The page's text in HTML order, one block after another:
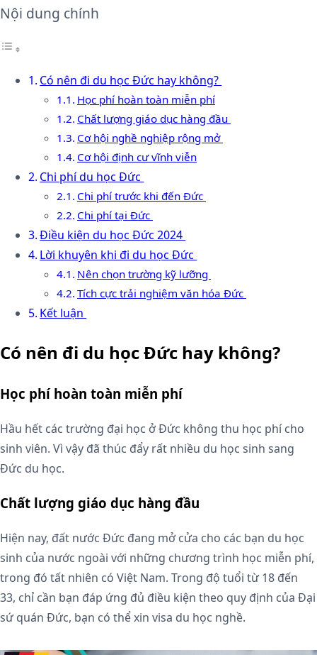
Nội dung chính
Có nên đi du học Đức hay không?
Học phí hoàn toàn miễn phí
Chất lượng giáo dục hàng đầu
Cơ hội nghề nghiệp rộng mở
Cơ hội định cư vĩnh viễn
Chi phí du học Đức
Chi phí trước khi đến Đức
Chi phí tại Đức
Điều kiện du học Đức 2024
Lời khuyên khi đi du học Đức
Nên chọn trường kỹ lưỡng
Tích cực trải nghiệm văn hóa Đức
Kết luận
Có nên đi du học Đức hay không?
Học phí hoàn toàn miễn phí
Hầu hết các trường đại học ở Đức không thu học phí cho
sinh viên. Vì vậy đã thúc đẩy rất nhiều du học sinh sang
Đức du học.
Chất lượng giáo dục hàng đầu
Hiện nay, đất nước Đức đang mở cửa cho các bạn du học
sinh của nước ngoài với những chương trình học miễn phí,
trong đó tất nhiên có Việt Nam. Trong độ tuổi từ 18 đến
33, chỉ cần bạn đáp ứng đủ điều kiện theo quy định của Đại
sứ quán Đức, bạn có thể xin visa du học nghề.